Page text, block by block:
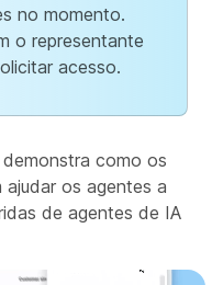
no momento.
o representante
acesso.
como os
os agentes a
de agentes de IA